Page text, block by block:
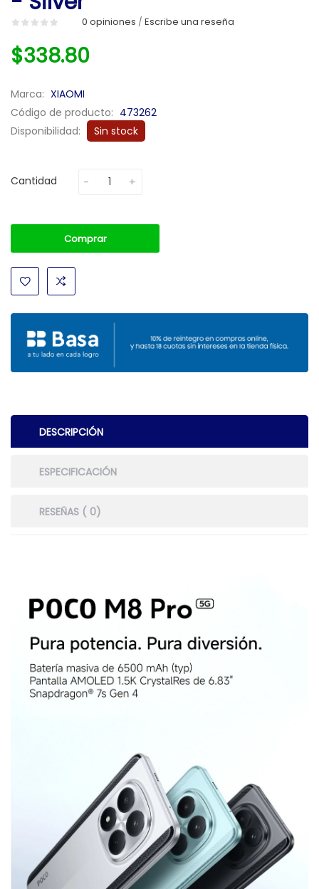
0 opiniones / Escribe una reseña
$338.80
Marca: XIAOMI
Código de producto: 473262
Disponibilidad:
Sin stock
Cantidad
Comprar
DESCRIPCIÓN
ESPECIFICACIÓN
RESEÑAS ( 0)